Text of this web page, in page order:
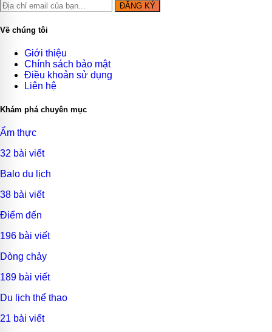
ĐĂNG KÝ
Về chúng tôi
Giới thiệu
Chính sách bảo mật
Điều khoản sử dụng
Liên hệ
Khám phá chuyên mục
Ẩm thực
32 bài viết
Balo du lịch
38 bài viết
Điểm đến
196 bài viết
Dòng chảy
189 bài viết
Du lịch thể thao
21 bài viết